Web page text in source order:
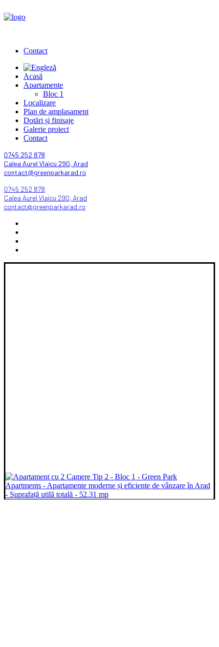
Contact
Acasă
Apartamente
Bloc 1
Localizare
Plan de amplasament
Dotări și finisaje
Galerie proiect
Contact
0745 252 878
Calea Aurel Vlaicu 290, Arad
contact@greenparkarad.ro
0745 252 878
Calea Aurel Vlaicu 290, Arad
contact@greenparkarad.ro